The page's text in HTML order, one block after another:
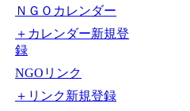
ＮＧＯカレンダー
＋カレンダー新規登
録
NGOリンク
＋リンク新規登録